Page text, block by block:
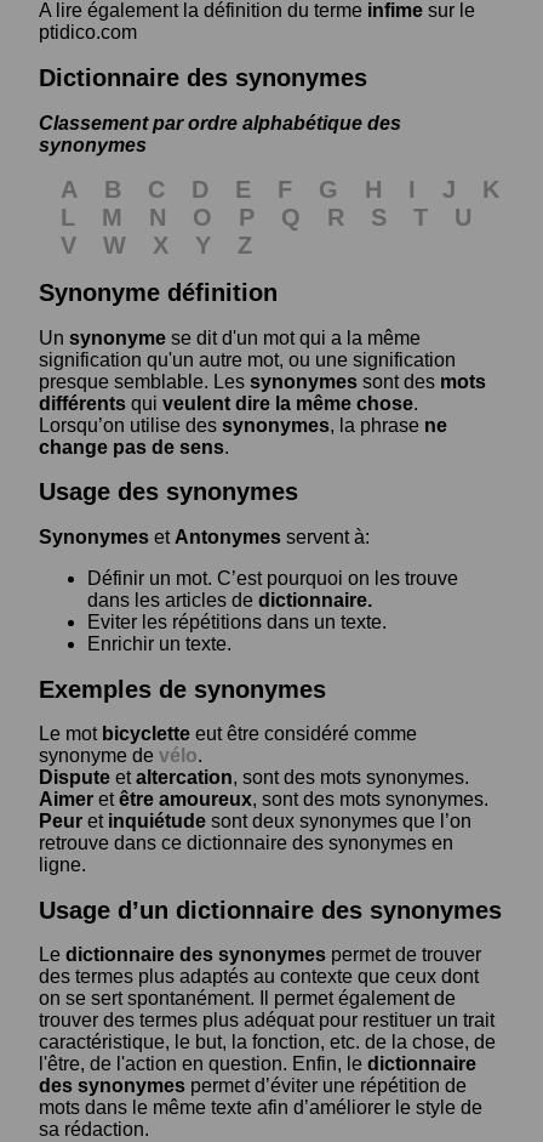
A lire également la définition du terme infime sur le
ptidico.com
Dictionnaire des synonymes
Classement par ordre alphabétique des
synonymes
A B C D E F G H I J
K
L
M N O P Q R S T
U
V
W X Y
Z
Synonyme définition
Un synonyme se dit d'un mot qui a la même
signification qu'un autre mot, ou une signification
presque semblable. Les synonymes sont des mots
différents qui veulent dire la même chose.
Lorsqu’on utilise des synonymes, la phrase ne
change pas de sens.
Usage des synonymes
Synonymes et Antonymes servent à:
Définir un mot. C’est pourquoi on les trouve
dans les articles de dictionnaire.
Eviter les répétitions dans un texte.
Enrichir un texte.
Exemples de synonymes
Le mot bicyclette eut être considéré comme
synonyme de vélo.
Dispute etaltercation, sont des mots synonymes.
Aimer etêtre amoureux, sont des mots synonymes.
Peur et inquiétude sont deux synonymes que l’on
retrouve dans ce dictionnaire des synonymes en
ligne.
Usage d’un dictionnaire des synonymes
Le dictionnaire des synonymes permet de trouver
des termes plus adaptés au contexte que ceux dont
on se sert spontanément. Il permet également de
trouver des termes plus adéquat pour restituer un trait
caractéristique, le but, la fonction, etc. de la chose, de
l'être, de l'action en question. Enfin, le dictionnaire
des synonymes permet d’éviter une répétition de
mots dans le même texte afin d’améliorer le style de
sa rédaction.